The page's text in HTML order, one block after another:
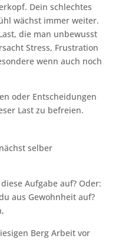
Dein schlechtes
wächst immer weiter.
die man unbewusst
Stress, Frustration
wenn auch noch
oder Entscheidungen
Last zu befreien.
selber
Aufgabe auf? Oder:
aus Gewohnheit auf?
Berg Arbeit vor